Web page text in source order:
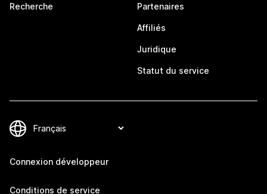
Recherche Partenaires
Affiliés
Juridique
Statut du service
Connexion développeur
Conditions de service